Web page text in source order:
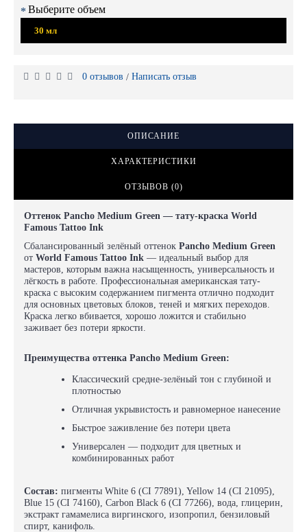
Выберите объем
30 мл
0 отзывов / Написать отзыв
ОПИСАНИЕ
ХАРАКТЕРИСТИКИ
ОТЗЫВОВ (0)
Оттенок Pancho Medium Green — тату-краска World
Famous Tattoo Ink
Сбалансированный зелёный оттенок Pancho Medium Green
от World Famous Tattoo Ink — идеальный выбор для
мастеров, которым важна насыщенность, универсальность и
лёгкость в работе. Профессиональная американская тату-
краска с высоким содержанием пигмента отлично подходит
для основных цветовых блоков, теней и мягких переходов.
Краска легко вбивается, хорошо ложится и стабильно
заживает без потери яркости.
Преимущества оттенка Pancho Medium Green:
Классический средне-зелёный тон с глубиной и
плотностью
Отличная укрывистость и равномерное нанесение
Быстрое заживление без потери цвета
Универсален — подходит для цветных и
комбинированных работ
Состав: пигменты White 6 (CI 77891), Yellow 14 (CI 21095),
Blue 15 (CI 74160), Carbon Black 6 (CI 77266), вода, глицерин,
экстракт гамамелиса виргинского, изопропил, бензиловый
спирт, канифоль.